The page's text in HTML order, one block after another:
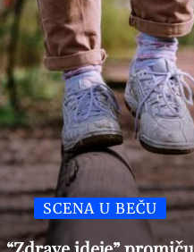
SCENA U BEČU